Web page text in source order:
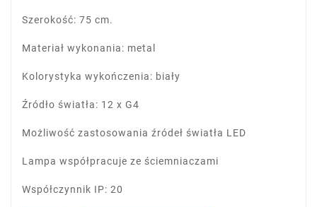
Szerokość: 75 cm.
Materiał wykonania: metal
Kolorystyka wykończenia: biały
Źródło światła: 12 x G4
Możliwość zastosowania źródeł światła LED
Lampa współpracuje ze ściemniaczami
Współczynnik IP: 20